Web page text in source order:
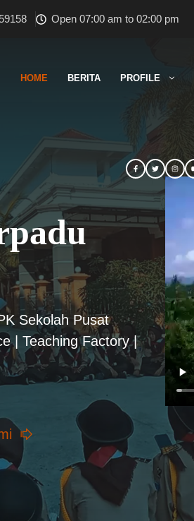
Open 07:00 am to 02:00 pm
HOME BERITA PROFILE
Sekolah Pusat
| Teaching Factory |